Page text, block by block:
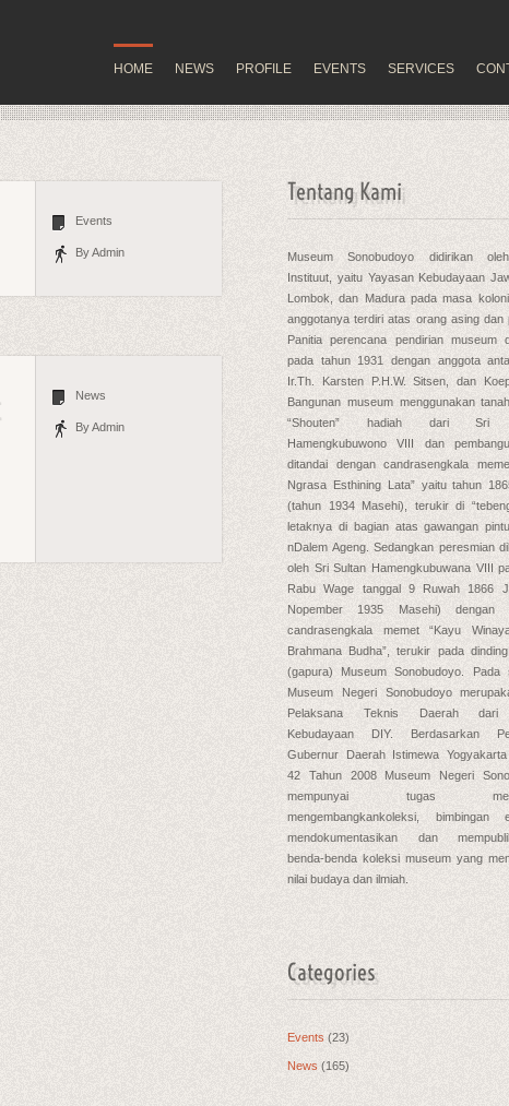
HOME NEWS PROFILE EVENTS SERVICES
Events
By Admin
News
By Admin
Tentang Kami
Museum Sonobudoyo didirikan
Instituut, yaitu Yayasan Kebudayaan
Lombok, dan Madura pada masa
anggotanya terdiri atas orang asing dan
Panitia perencana pendirian museum
pada tahun 1931 dengan anggota
Ir.Th. Karsten P.H.W. Sitsen, dan
Bangunan museum menggunakan
“Shouten” hadiah dari Sri
Hamengkubuwono VIII dan
ditandai dengan candrasengkala
Ngrasa Esthining Lata” yaitu tahun
(tahun 1934 Masehi), terukir di
letaknya di bagian atas gawangan
nDalem Ageng. Sedangkan peresmian
oleh Sri Sultan Hamengkubuwana VIII
Rabu Wage tanggal 9 Ruwah 1866
Nopember 1935 Masehi) dengan
candrasengkala memet “Kayu
Brahmana Budha”, terukir pada dinding
(gapura) Museum Sonobudoyo. Pada
Museum Negeri Sonobudoyo
Pelaksana Teknis Daerah dari
Kebudayaan DIY. Berdasarkan
Gubernur Daerah Istimewa
42 Tahun 2008 Museum Negeri
mempunyai tugas
mengembangkankoleksi, bimbingan
mendokumentasikan dan
benda-benda koleksi museum yang
nilai budaya dan ilmiah.
Categories
Events (23)
News (165)